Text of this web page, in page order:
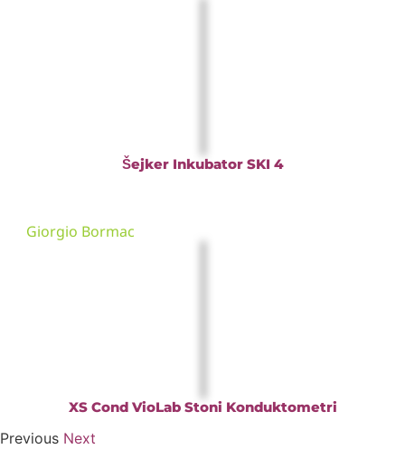
Šejker Inkubator SKI 4
Giorgio Bormac
XS Cond VioLab Stoni Konduktometri
Previous Next